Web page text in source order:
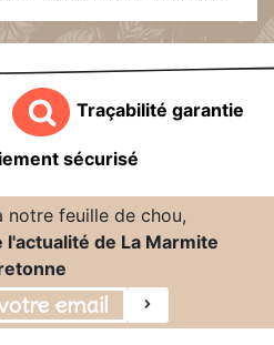
Traçabilité garantie
sécurisé
notre feuille de chou,
de La Marmite